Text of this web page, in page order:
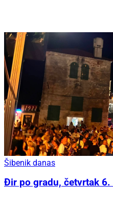
Šibenik danas
Đir po gradu, četvrtak